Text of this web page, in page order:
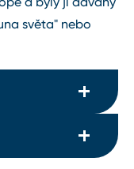
světa" nebo